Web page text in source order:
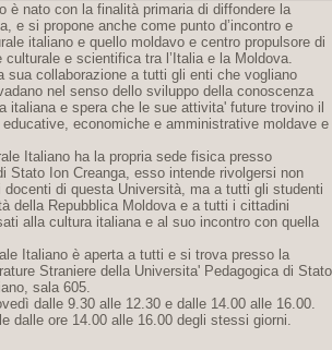
è nato con la finalità primaria di diffondere la
e si propone anche come punto d’incontro e
italiano e quello moldavo e centro propulsore di
e scientifica tra l’Italia e la Moldova.
sua collaborazione a tutti gli enti che vogliano
nel senso dello sviluppo della conoscenza
italiana e spera che le sue attivita' future trovino il
economiche e amministrative moldave e
Italiano ha la propria sede fisica presso
Stato Ion Creanga, esso intende rivolgersi non
di questa Università, ma a tutti gli studenti
della Repubblica Moldova e a tutti i cittadini
alla cultura italiana e al suo incontro con quella
Italiano è aperta a tutti e si trova presso la
Straniere della Universita' Pedagogica di Stato
sala 605.
dalle 9.30 alle 12.30 e dalle 14.00 alle 16.00.
dalle ore 14.00 alle 16.00 degli stessi giorni.